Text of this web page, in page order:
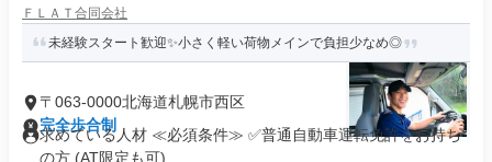
ＦＬＡＴ合同会社
未経験スタート歓迎✨小さく軽い荷物メインで負担少なめ◎
〒063-0000北海道札幌市西区
完全歩合制
求めている人材 ≪必須条件≫ ✅普通自動車運転免許をお持ち
の方 (AT限定も可) ...